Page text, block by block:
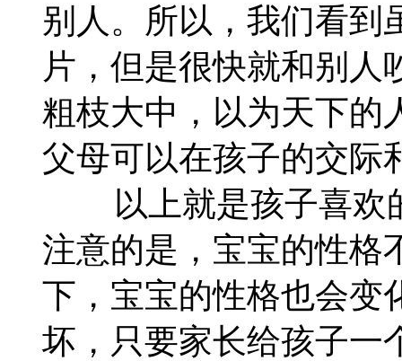
别人。所以，我们看到
片，但是很快就和别人
粗枝大中，以为天下的
父母可以在孩子的交际
以上就是孩子喜欢
注意的是，宝宝的性格
下，宝宝的性格也会变
坏，只要家长给孩子一